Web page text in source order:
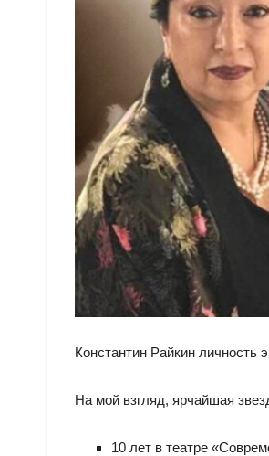
Константин Райкин личность
На мой взгляд, ярчайшая
10 лет в театре